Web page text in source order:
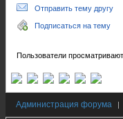
Отправить тему другу
Подписаться на тему
Пользователи
Администрация форума |